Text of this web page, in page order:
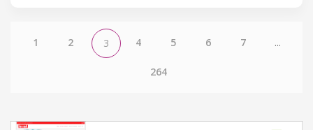
1 2 3 4 5 6 7 ...
264